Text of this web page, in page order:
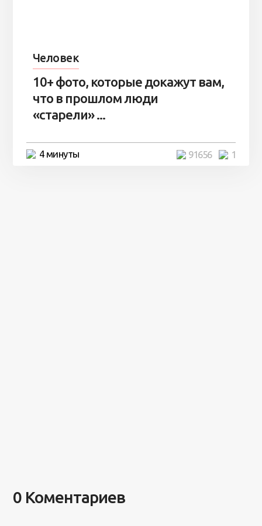
Человек
10+ фото, которые докажут вам,
что в прошлом люди
«старели» ...
4 минуты 1
91656
0 Коментариев